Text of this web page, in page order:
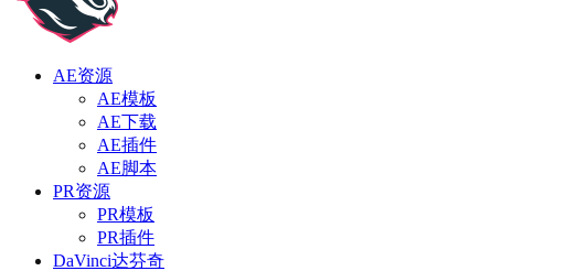
AE资源
AE模板
AE下载
AE插件
AE脚本
PR资源
PR模板
PR插件
DaVinci达芬奇